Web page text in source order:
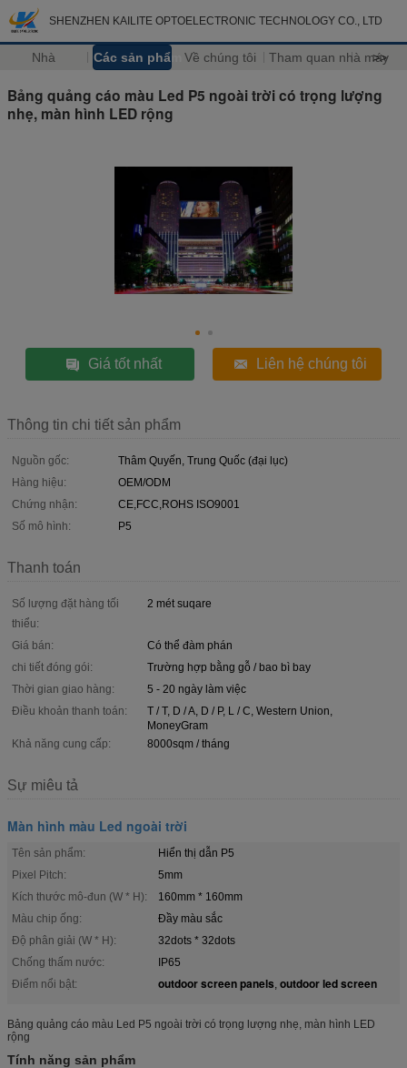
SHENZHEN KAILITE OPTOELECTRONIC TECHNOLOGY CO., LTD
Nhà Các sản phẩm Về chúng tôi Tham quan nhà máy
>>
Bảng quảng cáo màu Led P5 ngoài trời có trọng lượng
nhẹ, màn hình LED rộng
Giá tốt nhất Liên hệ chúng tôi
Thông tin chi tiết sản phẩm
Nguồn gốc:
Thâm Quyến, Trung Quốc (đại lục)
Hàng hiệu:
OEM/ODM
Chứng nhận:
CE,FCC,ROHS ISO9001
Số mô hình:
P5
Thanh toán
Số lượng đặt hàng tối
thiểu:
2 mét suqare
Giá bán:
Có thể đàm phán
chi tiết đóng gói:
Trường hợp bằng gỗ / bao bì bay
Thời gian giao hàng:
5 - 20 ngày làm việc
Điều khoản thanh toán:
T / T, D / A, D / P, L / C, Western Union,
MoneyGram
Khả năng cung cấp:
8000sqm / tháng
Sự miêu tả
Màn hình màu Led ngoài trời
Tên sản phẩm:
Hiển thị dẫn P5
Pixel Pitch:
5mm
Kích thước mô-đun (W * H):
160mm * 160mm
Màu chip ống:
Đầy màu sắc
Độ phân giải (W * H):
32dots * 32dots
Chống thấm nước:
IP65
Điểm nổi bật:
outdoor screen panels, outdoor led screen
Bảng quảng cáo màu Led P5 ngoài trời có trọng lượng nhẹ, màn hình LED
rộng
Tính năng sản phẩm